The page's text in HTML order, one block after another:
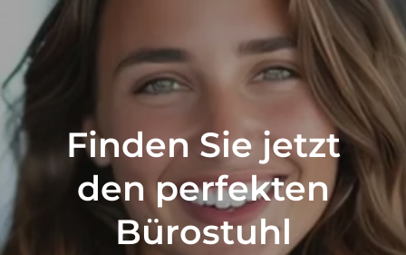
Finden Sie jetzt
den perfekten
Bürostuhl